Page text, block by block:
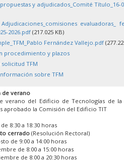
propuestas y adjudicados_Comité Título_16-
Adjudicaciones_comisiones evaluadoras_
2026.pdf (217.025 KB)
Fernández Vallejo.pdf
procedimiento y plazos
TFM
sobre TFM
de verano
verano del Edificio de Tecnologías de
aprobado la Comisión del Edificio TIT
8:30 a 18:30 horas
cerrado (Resolución Rectoral)
de 9:00 a 14:00 horas
de 8:00 a 15:00 horas
de 8:00 a 20:30 horas